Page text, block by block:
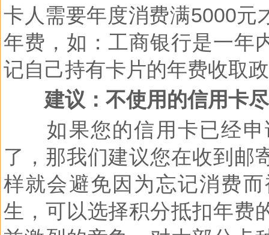
卡人需要年度消费满5000元
年费，如：工商银行是一年
记自己持有卡片的年费收取
建议：不使用的信用卡
如果您的信用卡已经
了，那我们建议您在收到邮
样就会避免因为忘记消费
生，可以选择积分抵扣年费